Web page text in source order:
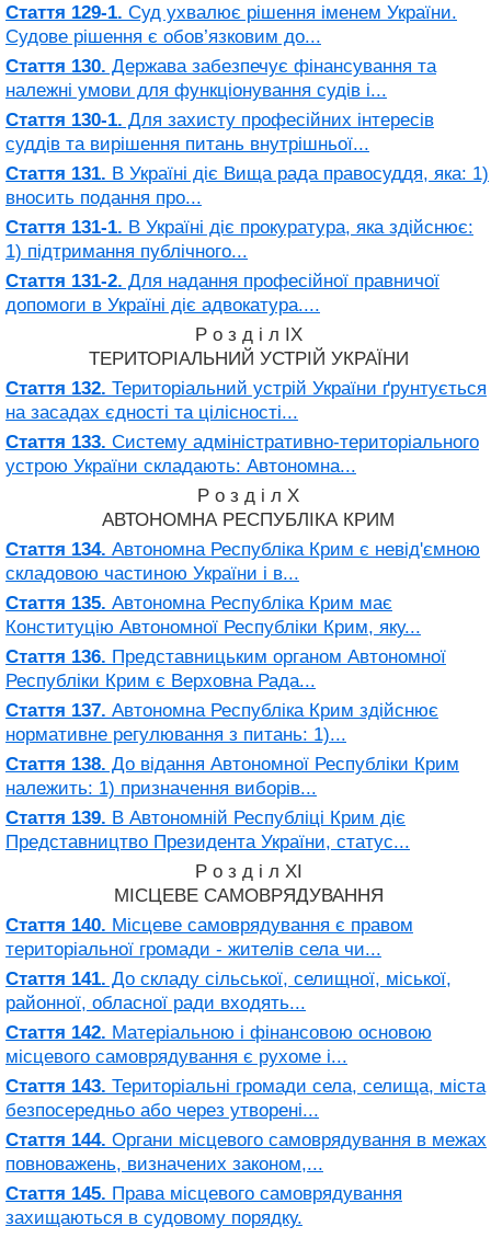
Стаття 129-1. Суд ухвалює рішення іменем України.
Судове рішення є обов’язковим до...
Стаття 130. Держава забезпечує фінансування та
належні умови для функціонування судів і...
Стаття 130-1. Для захисту професійних інтересів
суддів та вирішення питань внутрішньої...
Стаття 131. В Україні діє Вища рада правосуддя, яка: 1)
вносить подання про...
Стаття 131-1. В Україні діє прокуратура, яка здійснює:
1) підтримання публічного...
Стаття 131-2. Для надання професійної правничої
допомоги в Україні діє адвокатура....
Р о з д і л IX
ТЕРИТОРІАЛЬНИЙ УСТРІЙ УКРАЇНИ
Стаття 132. Територіальний устрій України ґрунтується
на засадах єдності та цілісності...
Стаття 133. Систему адміністративно-територіального
устрою України складають: Автономна...
Р о з д і л X
АВТОНОМНА РЕСПУБЛІКА КРИМ
Стаття 134. Автономна Республіка Крим є невід'ємною
складовою частиною України і в...
Стаття 135. Автономна Республіка Крим має
Конституцію Автономної Республіки Крим, яку...
Стаття 136. Представницьким органом Автономної
Республіки Крим є Верховна Рада...
Стаття 137. Автономна Республіка Крим здійснює
нормативне регулювання з питань: 1)...
Стаття 138. До відання Автономної Республіки Крим
належить: 1) призначення виборів...
Стаття 139. В Автономній Республіці Крим діє
Представництво Президента України, статус...
Р о з д і л XI
МІСЦЕВЕ САМОВРЯДУВАННЯ
Стаття 140. Місцеве самоврядування є правом
територіальної громади - жителів села чи...
Стаття 141. До складу сільської, селищної, міської,
районної, обласної ради входять...
Стаття 142. Матеріальною і фінансовою основою
місцевого самоврядування є рухоме і...
Стаття 143. Територіальні громади села, селища, міста
безпосередньо або через утворені...
Стаття 144. Органи місцевого самоврядування в межах
повноважень, визначених законом,...
Стаття 145. Права місцевого самоврядування
захищаються в судовому порядку.